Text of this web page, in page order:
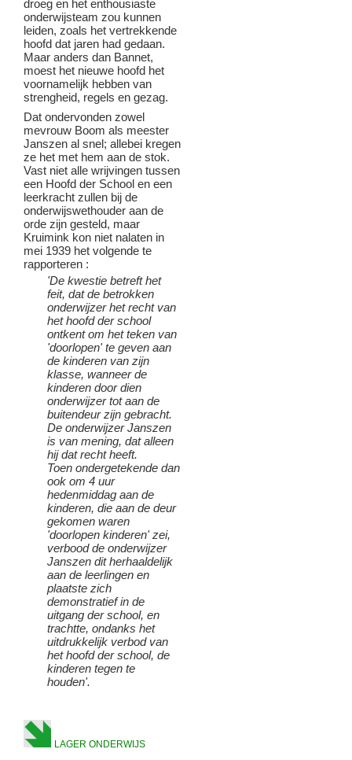
droeg en het enthousiaste
onderwijsteam zou kunnen
leiden, zoals het vertrekkende
hoofd dat jaren had gedaan.
Maar anders dan Bannet,
moest het nieuwe hoofd het
voornamelijk hebben van
strengheid, regels en gezag.
Dat ondervonden zowel
mevrouw Boom als meester
Janszen al snel; allebei kregen
ze het met hem aan de stok.
Vast niet alle wrijvingen tussen
een Hoofd der School en een
leerkracht zullen bij de
onderwijswethouder aan de
orde zijn gesteld, maar
Kruimink kon niet nalaten in
mei 1939 het volgende te
rapporteren :
'De kwestie betreft het
feit, dat de betrokken
onderwijzer het recht van
het hoofd der school
ontkent om het teken van
'doorlopen' te geven aan
de kinderen van zijn
klasse, wanneer de
kinderen door dien
onderwijzer tot aan de
buitendeur zijn gebracht.
De onderwijzer Janszen
is van mening, dat alleen
hij dat recht heeft.
Toen ondergetekende dan
ook om 4 uur
hedenmiddag aan de
kinderen, die aan de deur
gekomen waren
'doorlopen kinderen' zei,
verbood de onderwijzer
Janszen dit herhaaldelijk
aan de leerlingen en
plaatste zich
demonstratief in de
uitgang der school, en
trachtte, ondanks het
uitdrukkelijk verbod van
het hoofd der school, de
kinderen tegen te
houden'.
LAGER ONDERWIJS